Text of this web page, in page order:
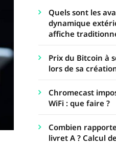
Quels sont les
dynamique
affiche
Prix du Bitcoin à
lors de sa
Chromecast
WiFi : que faire ?
Combien
livret A ? Calcul